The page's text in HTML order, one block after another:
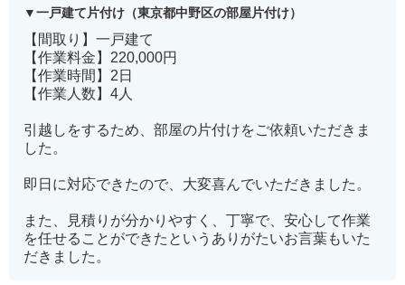
一戸建て片付け（東京都中野区の部屋片付け）
【間取り】一戸建て
【作業料金】220,000円
【作業時間】2日
【作業人数】4人
引越しをするため、部屋の片付けをご依頼いただきま
した。
即日に対応できたので、大変喜んでいただきました。
また、見積りが分かりやすく、丁寧で、安心して作業
を任せることができたというありがたいお言葉もいた
だきました。